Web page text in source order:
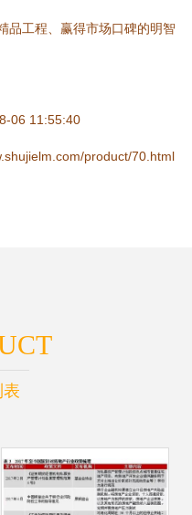
品工程、赢得市场口碑的明智
06 11:55:40
product/70.html
表